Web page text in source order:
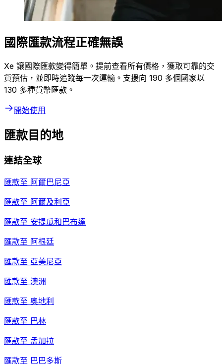
國際匯款流程正確無誤
Xe 讓國際匯款變得簡單。提前查看所有價格，獲取可靠的交
貨預估，並即時追蹤每一次運輸。支援向 190 多個國家以
130 多種貨幣匯款。
開始使用
匯款目的地
連結全球
匯款至 阿爾巴尼亞
匯款至 阿爾及利亞
匯款至 安提瓜和巴布達
匯款至 阿根廷
匯款至 亞美尼亞
匯款至 澳洲
匯款至 奧地利
匯款至 巴林
匯款至 孟加拉
匯款至 巴巴多斯